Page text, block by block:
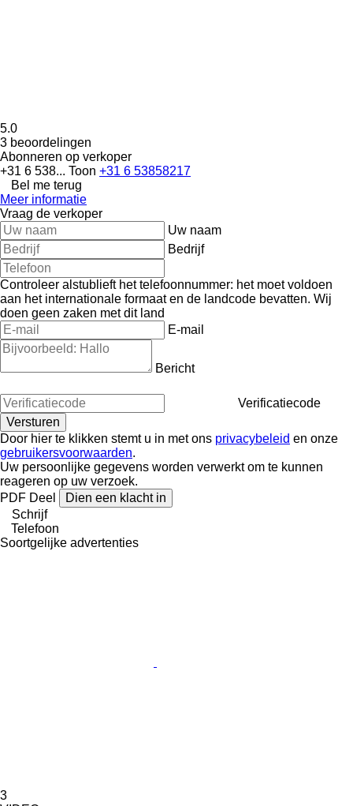
5.0
3 beoordelingen
Abonneren op verkoper
+31 6 538... Toon +31 6 53858217
Bel me terug
Meer informatie
Vraag de verkoper
Uw naam
Bedrijf
Controleer alstublieft het telefoonnummer: het moet voldoen
aan het internationale formaat en de landcode bevatten. Wij
doen geen zaken met dit land
E-mail
Bericht
Verificatiecode
Door hier te klikken stemt u in met ons privacybeleid en onze
gebruikersvoorwaarden.
Uw persoonlijke gegevens worden verwerkt om te kunnen
reageren op uw verzoek.
PDF Deel
Dien een klacht in
Schrijf
Telefoon
Soortgelijke advertenties
3